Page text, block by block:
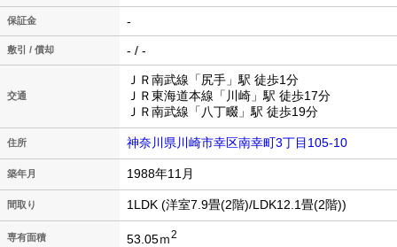
保証金 -
敷引 / 償却 - / -
交通
ＪＲ南武線「尻手」駅 徒歩1分
ＪＲ東海道本線「川崎」駅 徒歩17分
ＪＲ南武線「八丁畷」駅 徒歩19分
住所 神奈川県川崎市幸区南幸町3丁目105-10
築年月 1988年11月
間取り 1LDK (洋室7.9畳(2階)/LDK12.1畳(2階))
専有面積 53.05ｍ2